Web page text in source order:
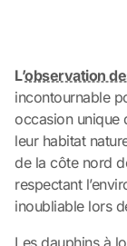
L’observation
incontournable
occasion unique
leur habitat
de la côte nord
respectant
inoubliable lors
Les dauphins à